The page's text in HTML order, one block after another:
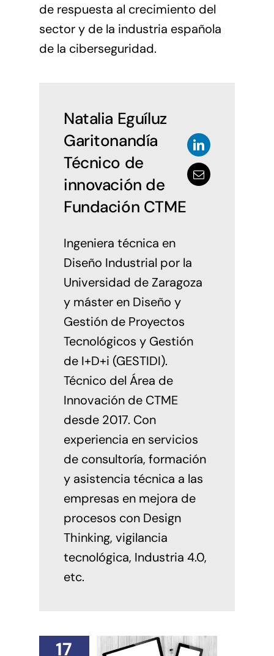
de respuesta al crecimiento del
sector y de la industria española
de la ciberseguridad.
Natalia Eguíluz
Garitonandía
Técnico de
innovación de
Fundación CTME
Ingeniera técnica en
Diseño Industrial por la
Universidad de Zaragoza
y máster en Diseño y
Gestión de Proyectos
Tecnológicos y Gestión
de I+D+i (GESTIDI).
Técnico del Área de
Innovación de CTME
desde 2017. Con
experiencia en servicios
de consultoría, formación
y asistencia técnica a las
empresas en mejora de
procesos con Design
Thinking, vigilancia
tecnológica, Industria 4.0,
etc.
17